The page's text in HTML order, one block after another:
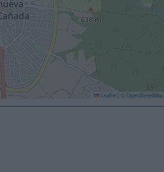
Leaflet © OpenStreetMap